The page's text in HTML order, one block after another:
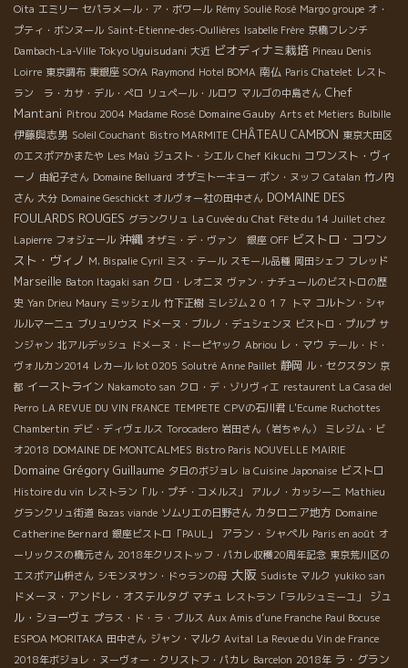
Oita エミリー セパラメール・ア・ボワール Rémy Soulié Rosé Margo groupe オ・
プティ・ボンヌール Saint-Etienne-des-Oullières Isabelle Frère 京橋フレンチ
Dambach-La-Ville Tokyo Uguisudani 大近 ビオディナミ栽培 Pineau Denis
Loirre 東京調布 東銀座 SOYA Raymond Hotel BOMA 南仏 Paris Chatelet レスト
ラン ラ・カサ・デル・ぺロ リュペール・ルロワ マルゴの中島さん Chef
Mantani Pitrou 2004 Madame Rosé Domaine Gauby Arts et Metiers Bulbille
伊藤與志男 Soleil Couchant Bistro MARMITE CHÂTEAU CAMBON 東京大田区
のエスポアかまたや Les Maù ジュスト・シエル Chef Kikuchi コワンスト・ヴィ
ーノ 由紀子さん Domaine Belluard オザミトーキョー ポン・ヌッフ Catalan 竹ノ内
さん 大分 Domaine Geschickt オルヴォー社の田中さん DOMAINE DES
FOULARDS ROUGES グランクリュ La Cuvée du Chat Fête du 14 Juillet chez
Lapierre フォジェール 沖縄 オザミ・デ・ヴァン 銀座 OFF ビストロ・コワン
スト・ヴィノ M. Bispalie Cyril ミス・テール スモール品種 岡田シェフ フレッド
Marseille Baton Itagaki san クロ・レオニヌ ヴァン・ナチュールのビストロの歴
史 Yan Drieu Maury ミッシェル 竹下正樹 ミレジム２０１７ トマ コルトン・シャ
ルルマーニュ ブリュリウス ドメーヌ・ブルノ・デュシェンヌ ビストロ・プルプ サ
ンジャン 北アルデッシュ ドメーヌ・ドーピヤック Abriou レ・マウ テール・ド・
ヴォルカン2014 レカール lot 0205 Solutré Anne Paillet 静岡 ル・セクスタン 京
都 イーストライン Nakamoto san クロ・デ・ゾリヴィエ restaurent La Casa del
Perro LA REVUE DU VIN FRANCE TEMPETE CPVの石川君 L'Ecume Ruchottes
Chambertin デビ・ディヴェルス Torocadero 岩田さん（岩ちゃん）
ミレジム・ビ
オ2018 DOMAINE DE MONTCALMES Bistro Paris NOUVELLE MAIRIE
Domaine Grégory Guillaume 夕日のボジョレ la Cuisine Japonaise ビストロ
Histoire du vin レストラン「ル・プチ・コメルス」 アルノ・カッシーニ Mathieu
グランクリュ街道 Bazas viande ソムリエの日野さん カタロニア地方 Domaine
Catherine Bernard 銀座ビストロ「PAUL」 アラン・シャペル Paris en août オ
ーリックスの橋元さん 2018年クリストッフ・パカレ収穫20周年記念 東京荒川区の
エスポア山枡さん シモンヌサン・ドゥランの母 大阪 Sudiste マルク yukiko san
ドメーヌ・アンドレ・オステルタグ マチュ レストラン「ラルシュミーユ」
ジュ
ル・ショーヴェ プラス・ド・ラ・ブルス Aux Amis d’une Franche Paul Bocuse
ESPOA MORITAKA 田中さん ジャン・マルク Avital La Revue du Vin de France
2018年ボジョレ・ヌーヴォー・クリストフ・パカレ Barcelon 2018年 ラ・グラン